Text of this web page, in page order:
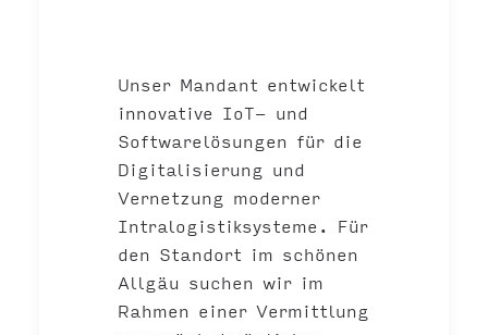
Unser Mandant entwickelt
innovative IoT- und
Softwarelösungen für die
Digitalisierung und
Vernetzung moderner
Intralogistiksysteme. Für
den Standort im schönen
Allgäu suchen wir im
Rahmen einer Vermittlung